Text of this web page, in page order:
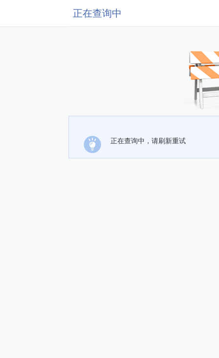
正在查询中
正在查询中，请刷新重试